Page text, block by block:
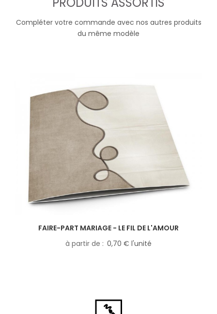
Compléter votre commande avec nos autres produits
du même modèle
FAIRE-PART MARIAGE - LE FIL DE L'AMOUR
à partir de
0,70 € l'unité